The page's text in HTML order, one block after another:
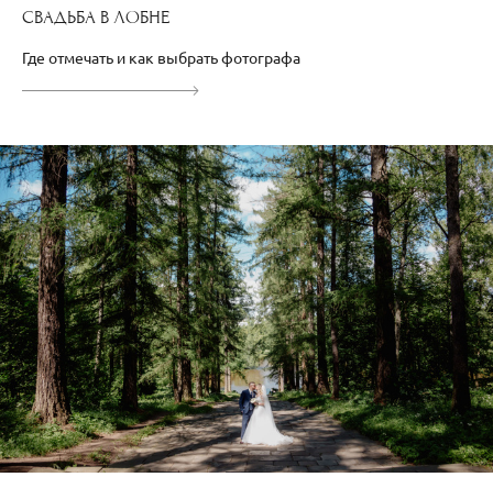
СВАДЬБА В ЛОБНЕ
Где отмечать и как выбрать фотографа